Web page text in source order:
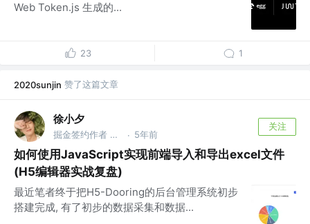
Web Token.js 生成的...
23 1
2020sunjin 赞了这篇文章
徐小夕
掘金签约作者 @flowmix多模态 · 5年前
关注
如何使用JavaScript实现前端导入和导出excel文件
(H5编辑器实战复盘)
最近笔者终于把H5-Dooring的后台管理系统初步
搭建完成, 有了初步的数据采集和数据...